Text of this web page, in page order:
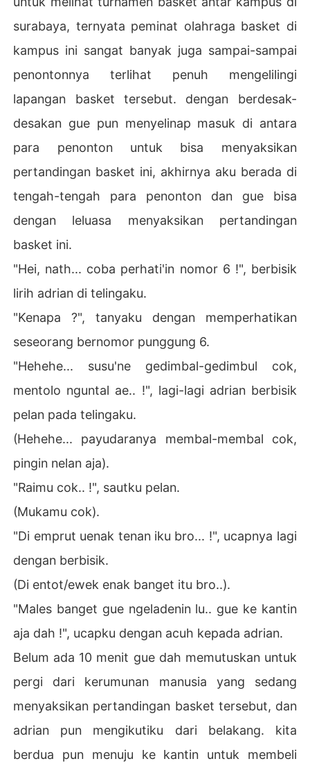
surabaya, ternyata peminat olahraga basket di
kampus ini sangat banyak juga sampai-sampai
penontonnya terlihat penuh mengelilingi
lapangan basket tersebut. dengan berdesak-
desakan gue pun menyelinap masuk di antara
para penonton untuk bisa menyaksikan
pertandingan basket ini, akhirnya aku berada di
tengah-tengah para penonton dan gue bisa
dengan leluasa menyaksikan pertandingan
basket ini.
"Hei, nath... coba perhati'in nomor 6 !", berbisik
lirih adrian di telingaku.
"Kenapa ?", tanyaku dengan memperhatikan
seseorang bernomor punggung 6.
"Hehehe... susu'ne gedimbal-gedimbul cok,
mentolo nguntal ae.. !", lagi-lagi adrian berbisik
pelan pada telingaku.
(Hehehe... payudaranya membal-membal cok,
pingin nelan aja).
"Raimu cok.. !", sautku pelan.
(Mukamu cok).
"Di emprut uenak tenan iku bro... !", ucapnya lagi
dengan berbisik.
(Di entot/ewek enak banget itu bro..).
"Males banget gue ngeladenin lu.. gue ke kantin
aja dah !", ucapku dengan acuh kepada adrian.
Belum ada 10 menit gue dah memutuskan untuk
pergi dari kerumunan manusia yang sedang
menyaksikan pertandingan basket tersebut, dan
adrian pun mengikutiku dari belakang. kita
berdua pun menuju ke kantin untuk membeli